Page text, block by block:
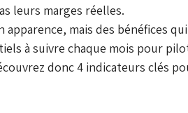
leurs marges réelles.
apparence, mais des bénéfices
à suivre chaque mois pour
donc 4 indicateurs clés